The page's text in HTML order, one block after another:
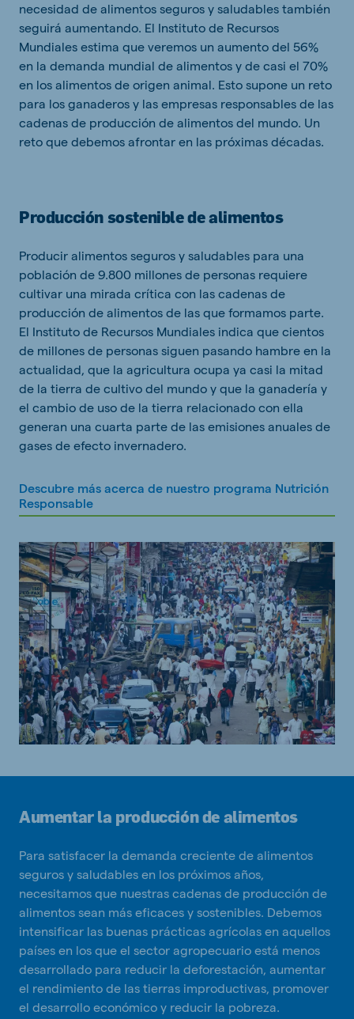
necesidad de alimentos seguros y saludables también
seguirá aumentando. El Instituto de Recursos
Mundiales estima que veremos un aumento del 56%
en la demanda mundial de alimentos y de casi el 70%
en los alimentos de origen animal. Esto supone un reto
para los ganaderos y las empresas responsables de las
cadenas de producción de alimentos del mundo. Un
reto que debemos afrontar en las próximas décadas.
Producción sostenible de alimentos
Producir alimentos seguros y saludables para una
población de 9.800 millones de personas requiere
cultivar una mirada crítica con las cadenas de
producción de alimentos de las que formamos parte.
El Instituto de Recursos Mundiales indica que cientos
de millones de personas siguen pasando hambre en la
actualidad, que la agricultura ocupa ya casi la mitad
de la tierra de cultivo del mundo y que la ganadería y
el cambio de uso de la tierra relacionado con ella
generan una cuarta parte de las emisiones anuales de
gases de efecto invernadero.
Descubre más acerca de nuestro programa Nutrición
Responsable
Aumentar la producción de alimentos
Para satisfacer la demanda creciente de alimentos
seguros y saludables en los próximos años,
necesitamos que nuestras cadenas de producción de
alimentos sean más eficaces y sostenibles. Debemos
intensificar las buenas prácticas agrícolas en aquellos
países en los que el sector agropecuario está menos
desarrollado para reducir la deforestación, aumentar
el rendimiento de las tierras improductivas, promover
el desarrollo económico y reducir la pobreza.